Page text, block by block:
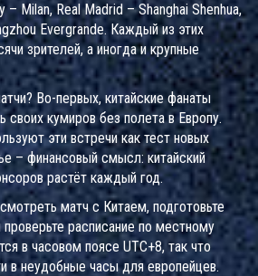
– Milan, Real Madrid – Shanghai Shenhua,
Evergrande. Каждый из этих
зрителей, а иногда и крупные
Во-первых, китайские фанаты
своих кумиров без полета в Европу.
эти встречи как тест новых
– финансовый смысл: китайский
растёт каждый год.
матч с Китаем, подготовьте
проверьте расписание по местному
в часовом поясе UTC+8, так что
в неудобные часы для европейцев.